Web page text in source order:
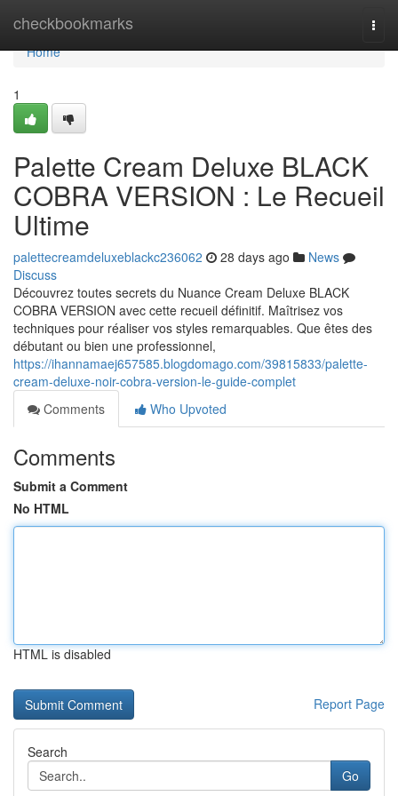
checkbookmarks
Home
Home
1
Palette Cream Deluxe BLACK
COBRA VERSION : Le Recueil
Ultime
palettecreamdeluxeblackc236062 28 days ago
News
Discuss
Découvrez toutes secrets du Nuance Cream Deluxe BLACK
COBRA VERSION avec cette recueil définitif. Maîtrisez vos
techniques pour réaliser vos styles remarquables. Que êtes des
débutant ou bien une professionnel,
https://ihannamaej657585.blogdomago.com/39815833/palette-
cream-deluxe-noir-cobra-version-le-guide-complet
Comments
Who Upvoted
Comments
Submit a Comment
No HTML
HTML is disabled
Report Page
Search
Go